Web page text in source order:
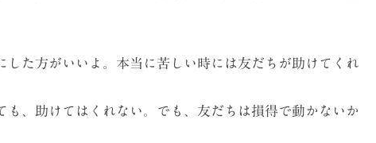
た方がいいよ。本当に苦しい時には友だちが助けてくれ
、助けてはくれない。でも、友だちは損得で動かないか